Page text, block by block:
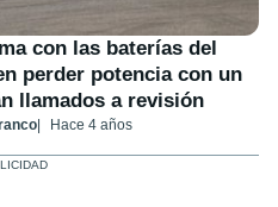
con las baterías del
perder potencia con un
llamados a revisión
Hace 4 años